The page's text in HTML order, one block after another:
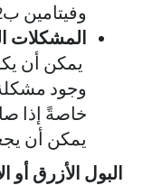
وفيتامين ب12.
المشكلات
يمكن أن
وجود مشكلة
خاصةً إذا
يمكن أن
البول الأزرق أو